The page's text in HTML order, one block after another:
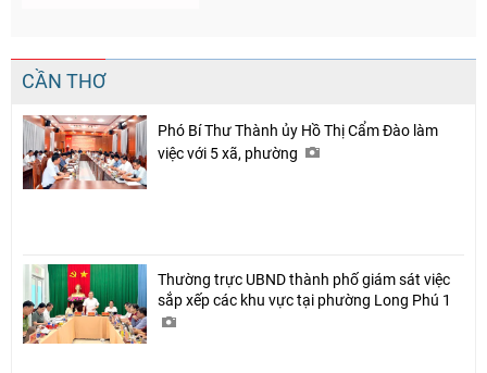
CẦN THƠ
Phó Bí Thư Thành ủy Hồ Thị Cẩm Đào làm
việc với 5 xã, phường
Thường trực UBND thành phố giám sát việc
sắp xếp các khu vực tại phường Long Phú 1